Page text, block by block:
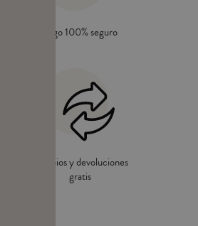
Pago 100% seguro
Cambios y devoluciones
gratis